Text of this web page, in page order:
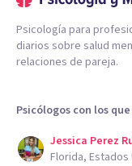
Psicología para
diarios sobre salud
relaciones de pareja.
Psicólogos con los
Jessica Perez
Florida, Estados